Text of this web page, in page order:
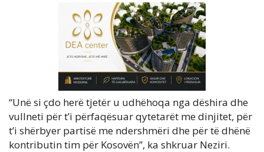
“Unë si çdo herë tjetër u udhëhoqa nga dëshira dhe
vullneti për t’i përfaqësuar qytetarët me dinjitet, për
t’i shërbyer partisë me ndershmëri dhe për të dhënë
kontributin tim për Kosovën”, ka shkruar Neziri.